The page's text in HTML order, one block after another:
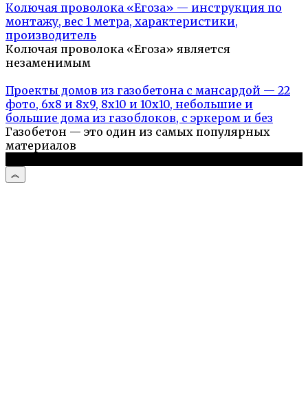
Колючая проволока «Егоза» — инструкция по
монтажу, вес 1 метра, характеристики,
производитель
Колючая проволока «Егоза» является
незаменимым
Проекты домов из газобетона с мансардой — 22
фото, 6х8 и 8х9, 8х10 и 10х10, небольшие и
большие дома из газоблоков, с эркером и без
Газобетон — это один из самых популярных
материалов